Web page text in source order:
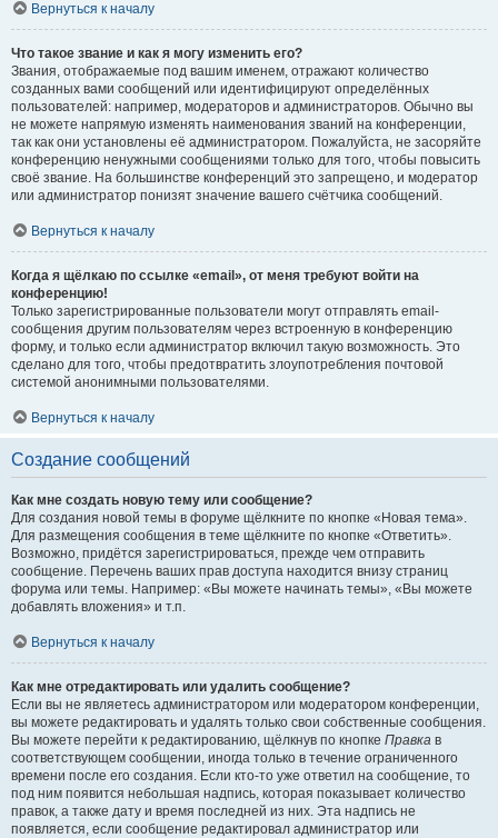
Вернуться к началу
Что такое звание и как я могу изменить его?
Звания, отображаемые под вашим именем, отражают количество
созданных вами сообщений или идентифицируют определённых
пользователей: например, модераторов и администраторов. Обычно вы
не можете напрямую изменять наименования званий на конференции,
так как они установлены её администратором. Пожалуйста, не засоряйте
конференцию ненужными сообщениями только для того, чтобы повысить
своё звание. На большинстве конференций это запрещено, и модератор
или администратор понизят значение вашего счётчика сообщений.
Вернуться к началу
Когда я щёлкаю по ссылке «email», от меня требуют войти на
конференцию!
Только зарегистрированные пользователи могут отправлять email-
сообщения другим пользователям через встроенную в конференцию
форму, и только если администратор включил такую возможность. Это
сделано для того, чтобы предотвратить злоупотребления почтовой
системой анонимными пользователями.
Вернуться к началу
Создание сообщений
Как мне создать новую тему или сообщение?
Для создания новой темы в форуме щёлкните по кнопке «Новая тема».
Для размещения сообщения в теме щёлкните по кнопке «Ответить».
Возможно, придётся зарегистрироваться, прежде чем отправить
сообщение. Перечень ваших прав доступа находится внизу страниц
форума или темы. Например: «Вы можете начинать темы», «Вы можете
добавлять вложения» и т.п.
Вернуться к началу
Как мне отредактировать или удалить сообщение?
Если вы не являетесь администратором или модератором конференции,
вы можете редактировать и удалять только свои собственные сообщения.
Вы можете перейти к редактированию, щёлкнув по кнопке Правка в
соответствующем сообщении, иногда только в течение ограниченного
времени после его создания. Если кто-то уже ответил на сообщение, то
под ним появится небольшая надпись, которая показывает количество
правок, а также дату и время последней из них. Эта надпись не
появляется, если сообщение редактировал администратор или